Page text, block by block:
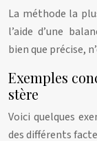
La méthode la
l’aide d’une
bien que précise,
Exemples
stère
Voici quelques
des différents